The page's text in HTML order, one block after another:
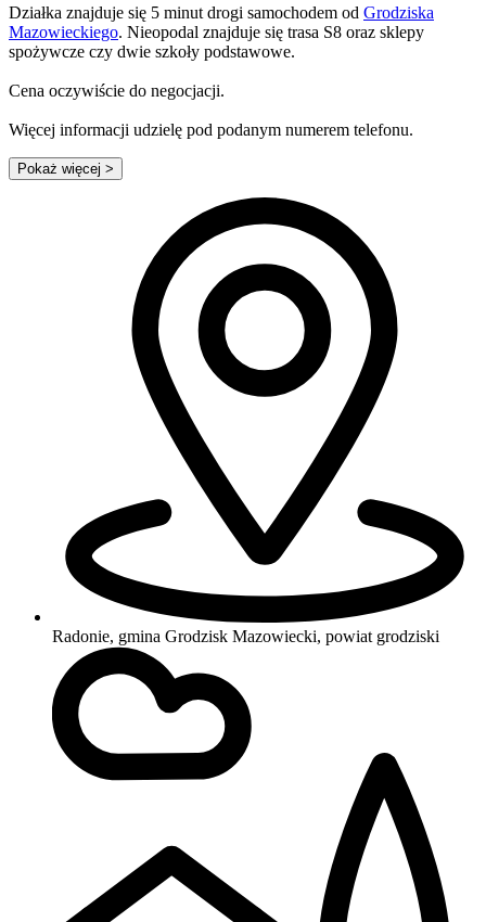
Działka znajduje się 5 minut drogi samochodem od Grodziska
Mazowieckiego. Nieopodal znajduje się trasa S8 oraz sklepy
spożywcze czy dwie szkoły podstawowe.
Cena oczywiście do negocjacji.
Więcej informacji udzielę pod podanym numerem telefonu.
Pokaż więcej >
Radonie, gmina Grodzisk Mazowiecki, powiat grodziski